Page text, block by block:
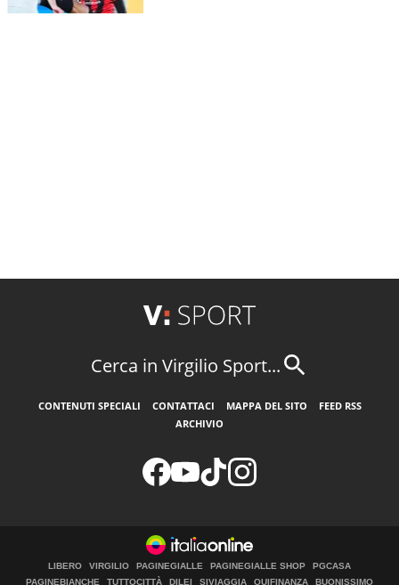
Cerca in Virgilio Sport...
CONTENUTI SPECIALI CONTATTACI MAPPA DEL SITO
FEED RSS
ARCHIVIO
LIBERO VIRGILIO PAGINEGIALLE PAGINEGIALLE SHOP
PGCASA
PAGINEBIANCHE
TUTTOCITTÀ DILEI SIVIAGGIA QUIFINANZA BUONISSIMO